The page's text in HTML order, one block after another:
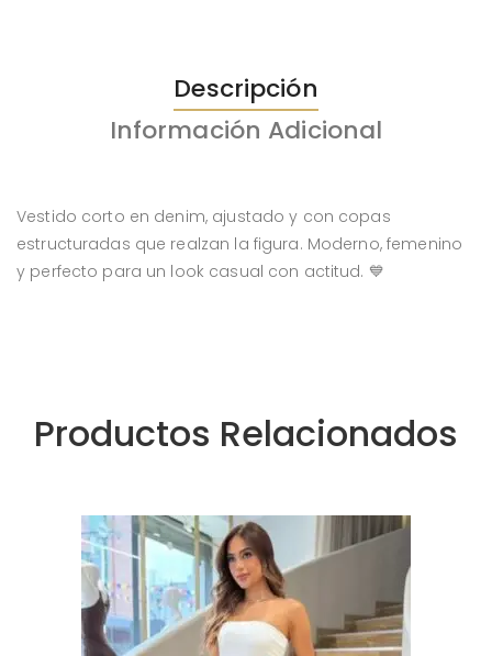
Descripción
Información Adicional
Vestido corto en denim, ajustado y con copas
estructuradas que realzan la figura. Moderno, femenino
y perfecto para un look casual con actitud. 💙
Productos Relacionados